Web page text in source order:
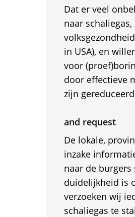
Dat er veel
naar
in USA), en
voor
door effectieve
zijn
and request
De lokale,
inzake
naar de burgers
duidelijkheid is
verzoeken wij
schaliegas te